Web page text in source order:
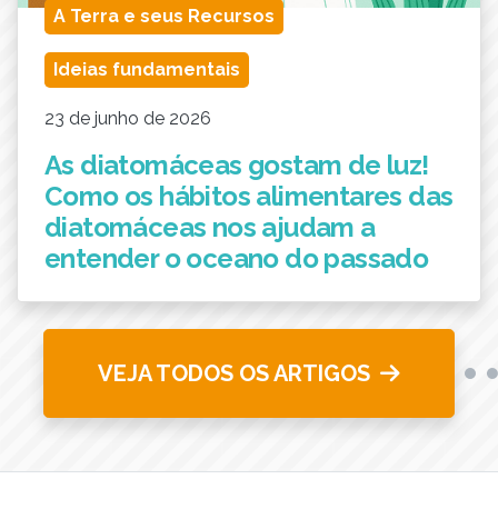
A Terra e seus Recursos
Ideias fundamentais
23 de junho de 2026
As diatomáceas gostam de luz!
Como os hábitos alimentares das
diatomáceas nos ajudam a
entender o oceano do passado
VEJA TODOS OS ARTIGOS